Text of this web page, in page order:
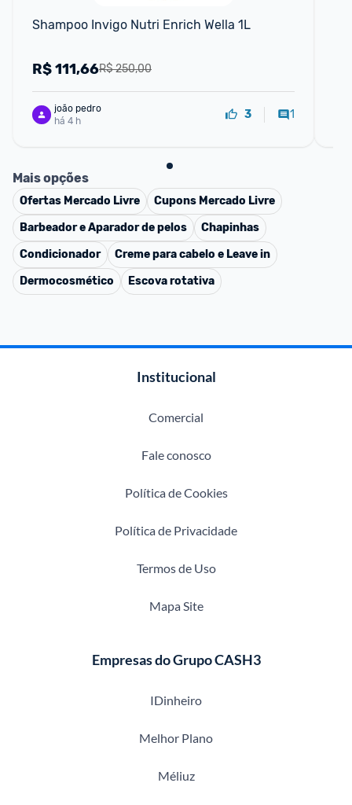
Shampoo Invigo Nutri Enrich Wella 1L
R$ 250,00
R$111,66
joão pedro
há 4 h
3 1
Mais opções
Ofertas Mercado Livre Cupons Mercado Livre
Barbeador e Aparador de pelos
Chapinhas
Condicionador
Creme para cabelo e Leave in
Dermocosmético
Escova rotativa
Institucional
Comercial
Fale conosco
Política de Cookies
Política de Privacidade
Termos de Uso
Mapa Site
Empresas do Grupo CASH3
IDinheiro
Melhor Plano
Méliuz